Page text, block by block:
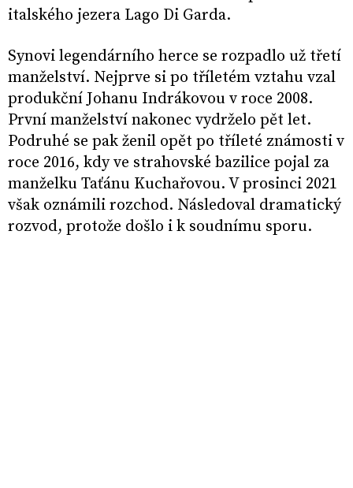
italského jezera Lago Di Garda.
Synovi legendárního herce se rozpadlo už třetí
manželství. Nejprve si po tříletém vztahu vzal
produkční Johanu Indrákovou v roce 2008.
První manželství nakonec vydrželo pět let.
Podruhé se pak ženil opět po tříleté známosti v
roce 2016, kdy ve strahovské bazilice pojal za
manželku Taťánu Kuchařovou. V prosinci 2021
však oznámili rozchod. Následoval dramatický
rozvod, protože došlo i k soudnímu sporu.